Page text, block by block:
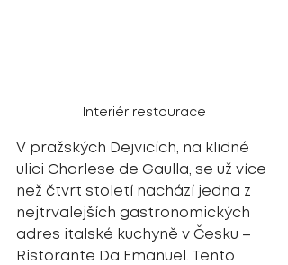
Interiér restaurace
V pražských Dejvicích, na klidné
ulici Charlese de Gaulla, se už více
než čtvrt století nachází jedna z
nejtrvalejších gastronomických
adres italské kuchyně v Česku –
Ristorante Da Emanuel. Tento